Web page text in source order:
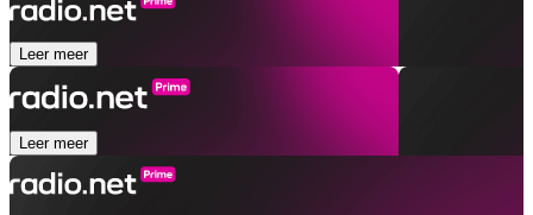
Leer meer
Leer meer